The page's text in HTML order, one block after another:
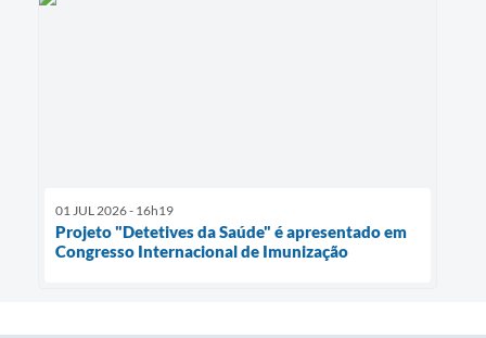
01 JUL 2026 - 16h19
Projeto "Detetives da Saúde" é apresentado em
Congresso Internacional de Imunização